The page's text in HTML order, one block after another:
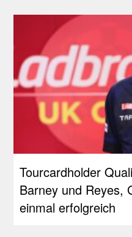
Tourcardholder
Barney und Reyes,
einmal erfolgreich